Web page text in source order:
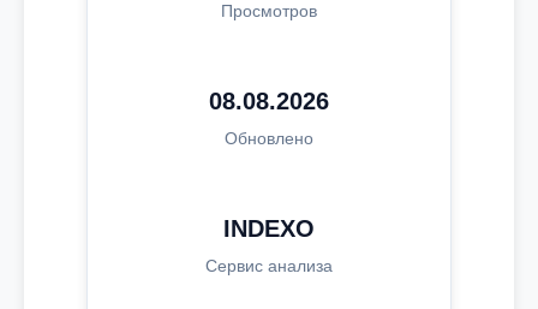
Просмотров
08.08.2026
Обновлено
INDEXO
Сервис анализа